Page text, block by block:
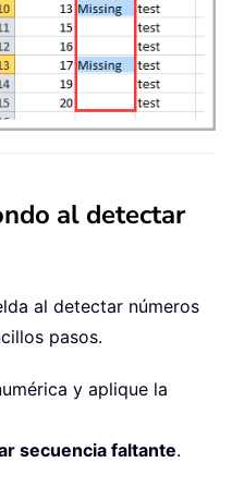
al detectar
al detectar números
pasos.
y aplique la
secuencia faltante.